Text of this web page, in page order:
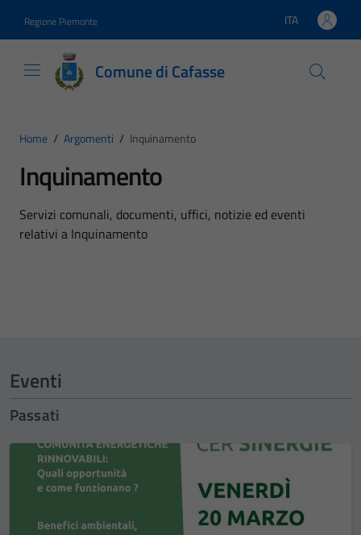
Regione Piemonte Lingua attiva:
ITA
Comune di Cafasse
Home / Argomenti / Inquinamento
Inquinamento
Dettagli dell'argomento
Servizi comunali, documenti, uffici, notizie ed eventi
relativi a Inquinamento
Eventi
Passati